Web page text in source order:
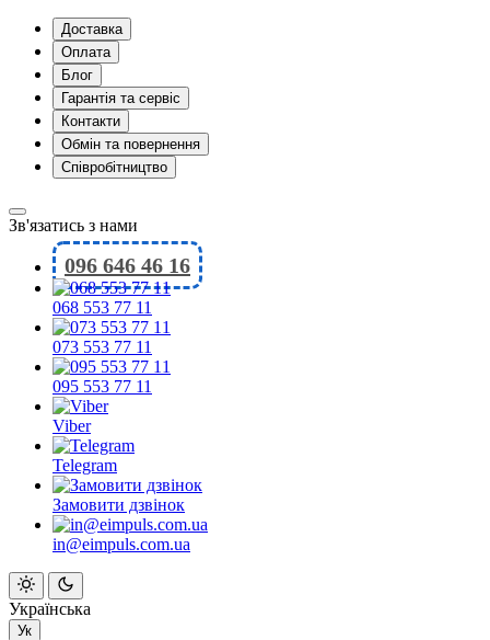
Доставка
Оплата
Блог
Гарантія та сервіс
Контакти
Обмін та повернення
Співробітництво
Зв'язатись з нами
096 646 46 16
068 553 77 11
073 553 77 11
095 553 77 11
Viber
Telegram
Замовити дзвінок
in@eimpuls.com.ua
Українська
Ук